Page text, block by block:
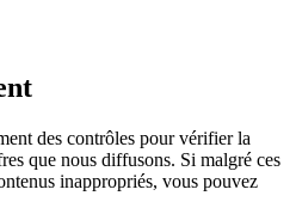
des contrôles pour vérifier la
que nous diffusons. Si malgré ces
inappropriés, vous pouvez